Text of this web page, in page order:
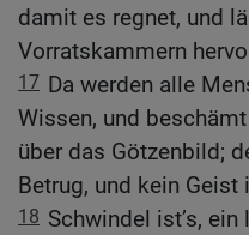
damit es regnet, und
Vorratskammern
17 Da werden alle
Wissen, und
über das Götzenbild;
Betrug, und kein Geist
18 Schwindel ist’s,